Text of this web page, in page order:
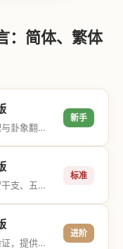
：简体、繁体
摒弃晦涩难懂的古文术语，将复杂的命理与卦象翻译成通俗易懂的现代大白话，直击结果与生活建议，零门槛轻松阅读。
新手
深度还原传统术数排盘与古籍断语，保留干支、五行与神煞等专业术语，适合追求严谨考证与具备易学基础的用户。
标准
在专业排盘基础上融合大模型多维交叉验证，提供更详尽的流年推演、应期运筹、象意深度剖析，以及全方位的运筹决策指导。
进阶